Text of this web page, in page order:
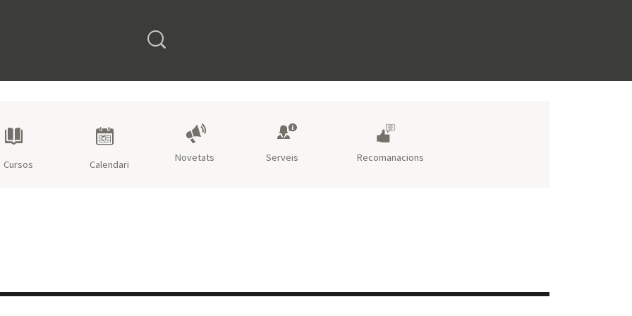
Cursos Calendari
Novetats Serveis Recomanacions